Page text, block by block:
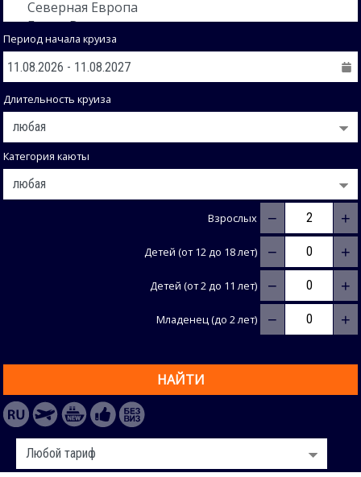
Период начала круиза
Длительность круиза
Категория каюты
Взрослых − +
Детей (от 12 до 18 лет) − +
Детей (от 2 до 11 лет) − +
Младенец (до 2 лет) − +
НАЙТИ